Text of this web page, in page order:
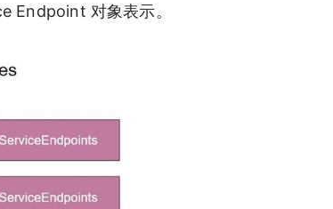
Endpoint 对象表示。